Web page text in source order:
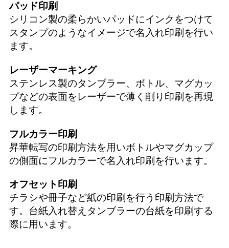
パッド印刷
シリコン製の柔らかいパッドにインクをつけて
スタンプのようなイメージで名入れ印刷を行い
ます。
レーザーマーキング
ステンレス製のタンブラー、ボトル、マグカッ
プなどの表面をレーザーで薄く削り印刷を再現
します。
フルカラー印刷
昇華転写の印刷方法を用いボトルやマグカップ
の側面にフルカラーで名入れ印刷を行います。
オフセット印刷
チラシや冊子など紙の印刷を行う印刷方法で
す。台紙入れ替えタンブラーの台紙を印刷する
際に用います。